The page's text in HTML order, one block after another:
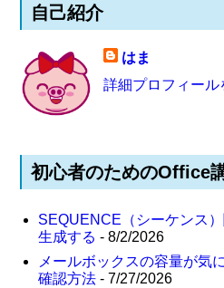
自己紹介
はま
詳細プロフィール
初心者のためのOffice
SEQUENCE（シーケンス
生成する - 8/2/2026
メールボックスの容量が気
確認方法 - 7/27/2026